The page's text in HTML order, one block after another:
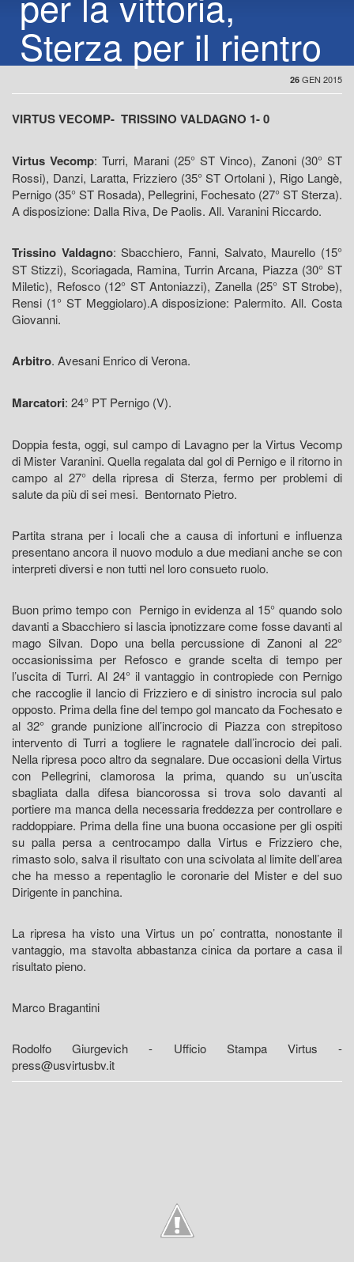
Sterza per il rientro
26 GEN 2015
VIRTUS VECOMP- TRISSINO VALDAGNO 1- 0
Virtus Vecomp: Turri, Marani (25° ST Vinco), Zanoni (30° ST
Rossi), Danzi, Laratta, Frizziero (35° ST Ortolani ), Rigo Langè,
Pernigo (35° ST Rosada), Pellegrini, Fochesato (27° ST Sterza).
A disposizione: Dalla Riva, De Paolis. All. Varanini Riccardo.
Trissino Valdagno: Sbacchiero, Fanni, Salvato, Maurello (15°
ST Stizzi), Scoriagada, Ramina, Turrin Arcana, Piazza (30° ST
Miletic), Refosco (12° ST Antoniazzi), Zanella (25° ST Strobe),
Rensi (1° ST Meggiolaro).A disposizione: Palermito. All. Costa
Giovanni.
Arbitro. Avesani Enrico di Verona.
Marcatori: 24° PT Pernigo (V).
Doppia festa, oggi, sul campo di Lavagno per la Virtus Vecomp
di Mister Varanini. Quella regalata dal gol di Pernigo e il ritorno in
campo al 27° della ripresa di Sterza, fermo per problemi di
salute da più di sei mesi. Bentornato Pietro.
Partita strana per i locali che a causa di infortuni e influenza
presentano ancora il nuovo modulo a due mediani anche se con
interpreti diversi e non tutti nel loro consueto ruolo.
Buon primo tempo con Pernigo in evidenza al 15° quando solo
davanti a Sbacchiero si lascia ipnotizzare come fosse davanti al
mago Silvan. Dopo una bella percussione di Zanoni al 22°
occasionissima per Refosco e grande scelta di tempo per
l’uscita di Turri. Al 24° il vantaggio in contropiede con Pernigo
che raccoglie il lancio di Frizziero e di sinistro incrocia sul palo
opposto. Prima della fine del tempo gol mancato da Fochesato e
al 32° grande punizione all’incrocio di Piazza con strepitoso
intervento di Turri a togliere le ragnatele dall’incrocio dei pali.
Nella ripresa poco altro da segnalare. Due occasioni della Virtus
con Pellegrini, clamorosa la prima, quando su un’uscita
sbagliata dalla difesa biancorossa si trova solo davanti al
portiere ma manca della necessaria freddezza per controllare e
raddoppiare. Prima della fine una buona occasione per gli ospiti
su palla persa a centrocampo dalla Virtus e Frizziero che,
rimasto solo, salva il risultato con una scivolata al limite dell’area
che ha messo a repentaglio le coronarie del Mister e del suo
Dirigente in panchina.
La ripresa ha visto una Virtus un po’ contratta, nonostante il
vantaggio, ma stavolta abbastanza cinica da portare a casa il
risultato pieno.
Marco Bragantini
Rodolfo Giurgevich - Ufficio Stampa Virtus -
press@usvirtusbv.it